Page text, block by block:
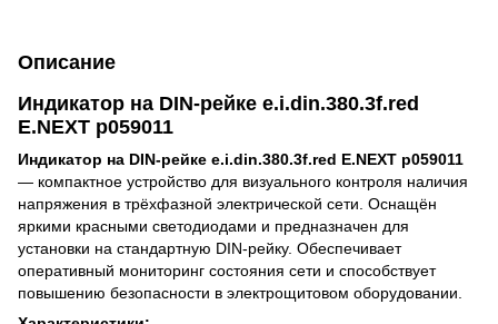
Описание
Индикатор на DIN-рейке e.i.din.380.3f.red
E.NEXT p059011
Индикатор на DIN-рейке e.i.din.380.3f.red E.NEXT p059011
— компактное устройство для визуального контроля наличия
напряжения в трёхфазной электрической сети. Оснащён
яркими красными светодиодами и предназначен для
установки на стандартную DIN-рейку. Обеспечивает
оперативный мониторинг состояния сети и способствует
повышению безопасности в электрощитовом оборудовании.